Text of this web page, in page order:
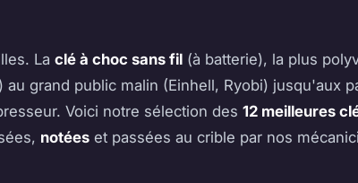
La clé à choc sans fil (à batterie), la plus
au grand public malin (Einhell, Ryobi) jusqu'aux
Voici notre sélection des 12 meilleures
notées et passées au crible par nos